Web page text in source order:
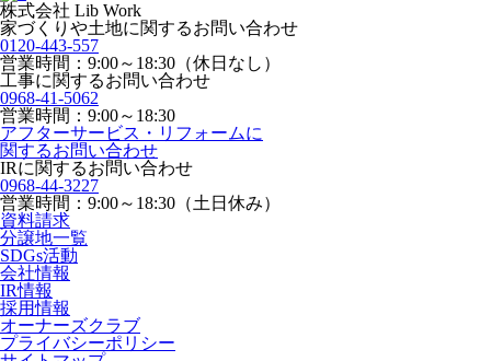
株式会社 Lib Work
家づくりや土地に関するお問い合わせ
0120-443-557
営業時間：9:00～18:30（休日なし）
工事に関するお問い合わせ
0968-41-5062
営業時間：9:00～18:30
アフターサービス・リフォームに
関するお問い合わせ
IRに関するお問い合わせ
0968-44-3227
営業時間：9:00～18:30（土日休み）
資料請求
分譲地一覧
SDGs活動
会社情報
IR情報
採用情報
オーナーズクラブ
プライバシーポリシー